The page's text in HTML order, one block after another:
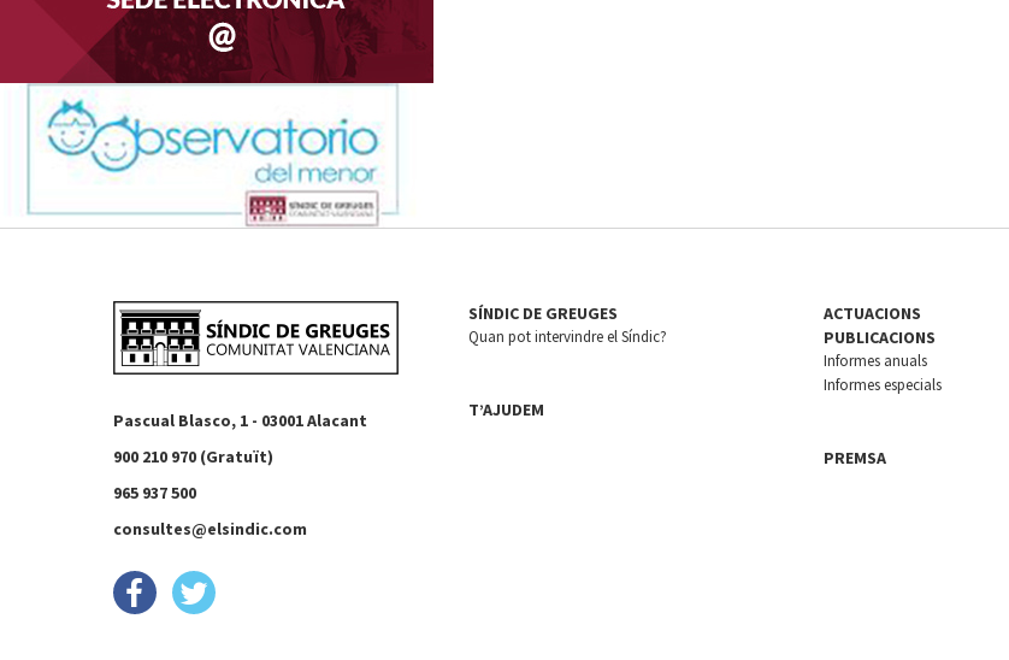
Pascual Blasco, 1 - 03001 Alacant
900 210 970 (Gratuït)
965 937 500
consultes@elsindic.com
SÍNDIC DE GREUGES
Quan pot intervindre el Síndic?
T’AJUDEM
ACTUACIONS
PUBLICACIONS
Informes anuals
Informes especials
PREMSA